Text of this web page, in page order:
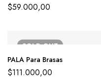
$59.000,00
SOLDOUT
PALA Para Brasas
$111.000,00